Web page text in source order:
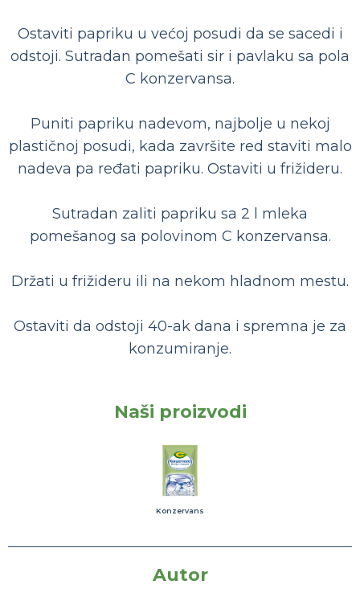
Ostaviti papriku u većoj posudi da se sacedi i
odstoji. Sutradan pomešati sir i pavlaku sa pola
C konzervansa.
Puniti papriku nadevom, najbolje u nekoj
plastičnoj posudi, kada završite red staviti malo
nadeva pa ređati papriku. Ostaviti u frižideru.
Sutradan zaliti papriku sa 2 l mleka
pomešanog sa polovinom C konzervansa.
Držati u frižideru ili na nekom hladnom mestu.
Ostaviti da odstoji 40-ak dana i spremna je za
konzumiranje.
Naši proizvodi
Konzervans
Autor